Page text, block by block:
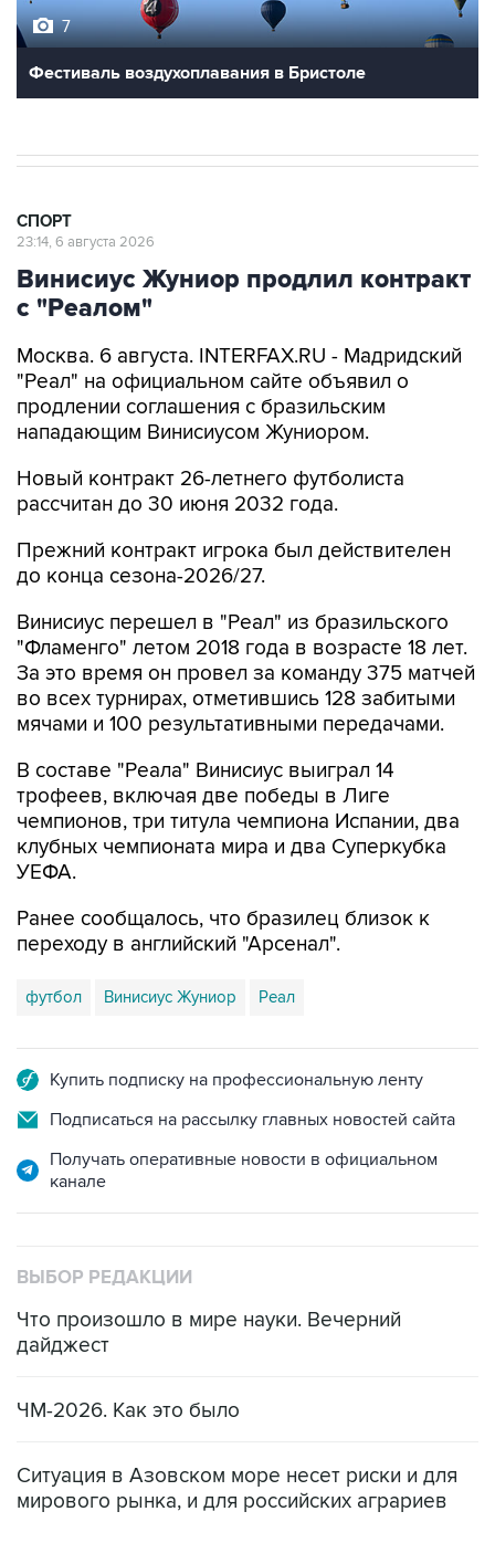
7
Фестиваль воздухоплавания в Бристоле
СПОРТ
23:14, 6 августа 2026
Винисиус Жуниор продлил контракт
с "Реалом"
Москва. 6 августа. INTERFAX.RU - Мадридский
"Реал" на официальном сайте объявил о
продлении соглашения с бразильским
нападающим Винисиусом Жуниором.
Новый контракт 26-летнего футболиста
рассчитан до 30 июня 2032 года.
Прежний контракт игрока был действителен
до конца сезона-2026/27.
Винисиус перешел в "Реал" из бразильского
"Фламенго" летом 2018 года в возрасте 18 лет.
За это время он провел за команду 375 матчей
во всех турнирах, отметившись 128 забитыми
мячами и 100 результативными передачами.
В составе "Реала" Винисиус выиграл 14
трофеев, включая две победы в Лиге
чемпионов, три титула чемпиона Испании, два
клубных чемпионата мира и два Суперкубка
УЕФА.
Ранее сообщалось, что бразилец близок к
переходу в английский "Арсенал".
футбол Винисиус Жуниор Реал
Купить подписку на профессиональную ленту
Подписаться на рассылку главных новостей сайта
Получать оперативные новости в официальном
канале
ВЫБОР РЕДАКЦИИ
Что произошло в мире науки. Вечерний
дайджест
ЧМ-2026. Как это было
Ситуация в Азовском море несет риски и для
мирового рынка, и для российских аграриев